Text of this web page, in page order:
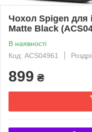
Чохол Spigen для
Matte Black
В наявності
Код: ACS04961
899 ₴